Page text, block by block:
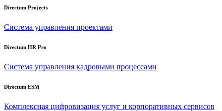
Directum Projects
Система управления проектами
Directum HR Pro
Система управления кадровыми процессами
Directum ESM
Комплексная цифровизация услуг и корпоративных сервисов